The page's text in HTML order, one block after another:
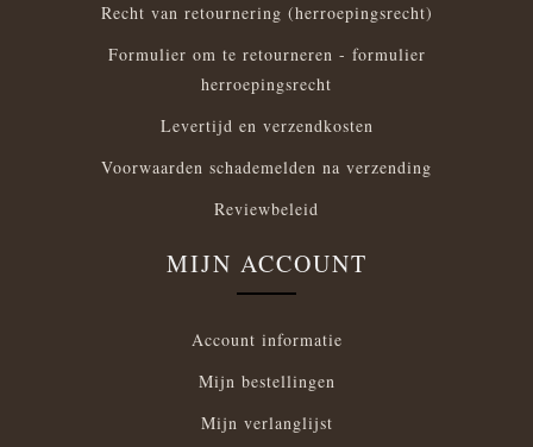
Recht van retournering (herroepingsrecht)
Formulier om te retourneren - formulier
herroepingsrecht
Levertijd en verzendkosten
Voorwaarden schademelden na verzending
Reviewbeleid
MIJN ACCOUNT
Account informatie
Mijn bestellingen
Mijn verlanglijst